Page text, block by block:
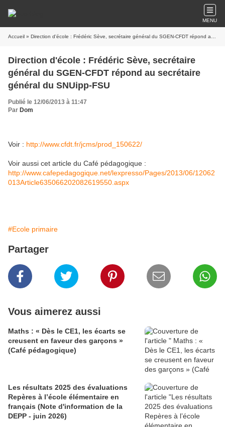
MENU
Accueil » Direction d'école : Frédéric Sève, secrétaire général du SGEN-CFDT répond au secrétaire général du SNUipp-FSU
Direction d'école : Frédéric Sève, secrétaire
général du SGEN-CFDT répond au secrétaire
général du SNUipp-FSU
Publié le 12/06/2013 à 11:47
Par Dom
Voir : http://www.cfdt.fr/jcms/prod_150622/
Voir aussi cet article du Café pédagogique :
http://www.cafepedagogique.net/lexpresso/Pages/2013/06/12062
013Article635066202082619550.aspx
#Ecole primaire
Partager
Vous aimerez aussi
Maths : « Dès le CE1, les écarts se
creusent en faveur des garçons »
(Café pédagogique)
Les résultats 2025 des évaluations
Repères à l’école élémentaire en
français (Note d'information de la
DEPP - juin 2026)